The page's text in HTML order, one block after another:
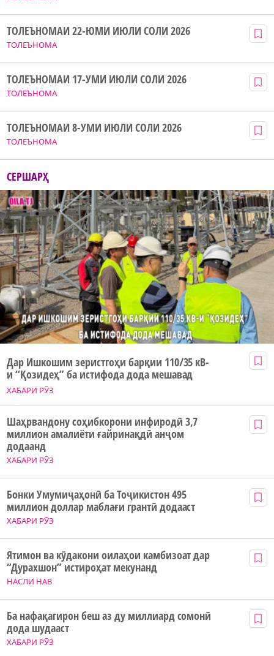
ТОЛЕЪНОМА
ТОЛЕЪНОМАИ 22-ЮМИ ИЮЛИ СОЛИ 2026
ТОЛЕЪНОМА
ТОЛЕЪНОМАИ 17-УМИ ИЮЛИ СОЛИ 2026
ТОЛЕЪНОМА
ТОЛЕЪНОМАИ 8-УМИ ИЮЛИ СОЛИ 2026
СЕРШАРҲ
ХАБАРИ РӮЗ
Дар Ишкошим зеристгоҳи барқии 110/35 кВ-
и “Қозидеҳ” ба истифода дода мешавад
ХАБАРИ РӮЗ
Шаҳрвандону соҳибкорони инфиродӣ 3,7
миллион амалиёти ғайринақдӣ анҷом
додаанд
ХАБАРИ РӮЗ
Бонки Умумиҷаҳонӣ ба Тоҷикистон 495
миллион доллар маблағи грантӣ додааст
НАСЛИ НАВ
Ятимон ва кӯдакони оилаҳои камбизоат дар
“Дурахшон” истироҳат мекунанд
ХАБАРИ РӮЗ
Ба нафақагирон беш аз ду миллиард сомонӣ
дода шудааст